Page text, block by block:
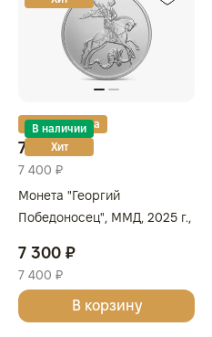
Золотая карта
В наличии
Хит
7 300 ₽
7 400 ₽
Монета "Георгий
Победоносец", ММД, 2025 г.,
РОССИЯ
7 300 ₽
7 400 ₽
В корзину